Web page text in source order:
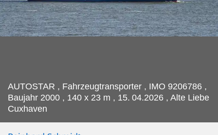
AUTOSTAR , Fahrzeugtransporter , IMO 9206786 ,
Baujahr 2000 , 140 x 23 m , 15. 04.2026 , Alte Liebe
Cuxhaven